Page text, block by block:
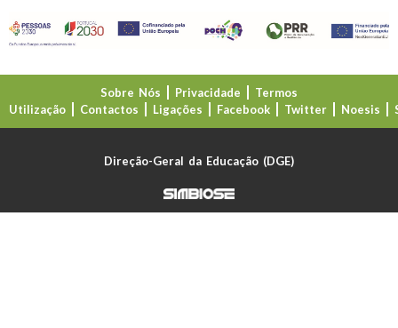
Sobre Nós Privacidade
Termos
Utilização
Contactos Ligações Facebook Twitter Noesis
Direção-Geral da Educação (DGE)